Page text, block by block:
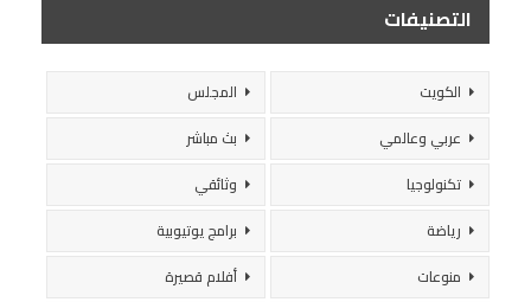
التصنيفات
الكويت
المجلس
عربي وعالمي
بث مباشر
تكنولوجيا
وثائقي
رياضة
برامج يوتيوبية
منوعات
أفلام قصيرة